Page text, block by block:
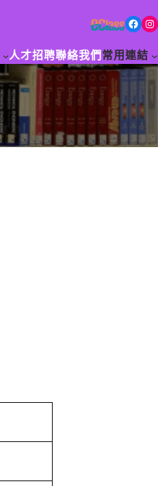
Facebook Instagram
人才招聘聯絡我們 常用連結